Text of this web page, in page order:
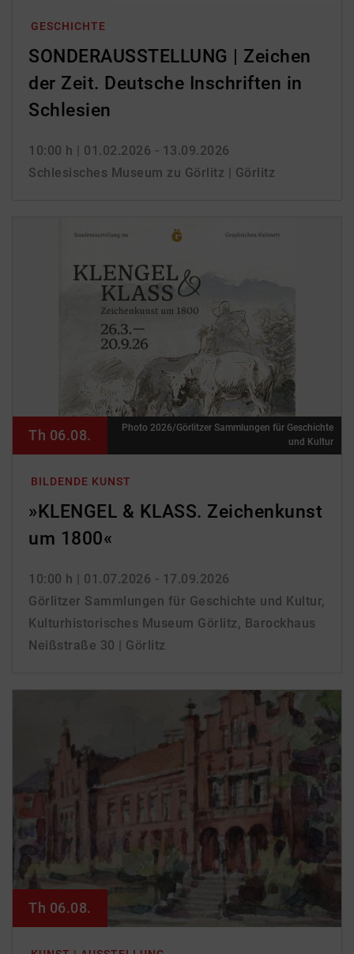
GESCHICHTE
SONDERAUSSTELLUNG | Zeichen
der Zeit. Deutsche Inschriften in
Schlesien
10:00 h | 01.02.2026 - 13.09.2026
Schlesisches Museum zu Görlitz | Görlitz
BILDENDE KUNST
»KLENGEL & KLASS. Zeichenkunst
um 1800«
10:00 h | 01.07.2026 - 17.09.2026
Görlitzer Sammlungen für Geschichte und Kultur,
Kulturhistorisches Museum Görlitz, Barockhaus
Neißstraße 30 | Görlitz
Th 06.08.
Photo 2026/Görlitzer Sammlungen für Geschichte
und Kultur
Th 06.08.